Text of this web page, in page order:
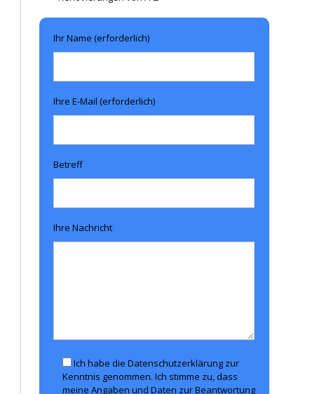
Ihr Name (erforderlich)
Ihre E-Mail (erforderlich)
Betreff
Ihre Nachricht
Ich habe die Datenschutzerklärung zur
Kenntnis genommen. Ich stimme zu, dass
meine Angaben und Daten zur Beantwortung